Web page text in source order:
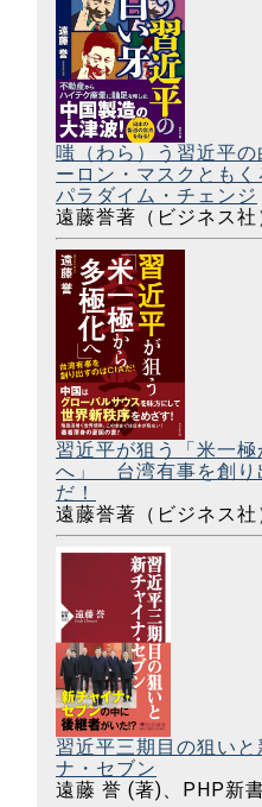
嗤（わら）う習近平
ーロン・マスクとも
パラダイム・チェンジ
遠藤誉著（ビジネス社
習近平が狙う「米一
へ」 台湾有事を創り
だ！
遠藤誉著（ビジネス社
習近平三期目の狙いと
ナ・セブン
遠藤 誉 (著)、PHP新